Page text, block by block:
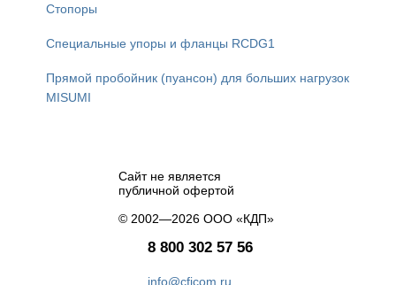
Стопоры
Специальные упоры и фланцы RCDG1
Прямой пробойник (пуансон) для больших нагрузок
MISUMI
Сайт не является
публичной офертой
© 2002—2026 ООО «КДП»
8 800 302 57 56
info@cficom.ru